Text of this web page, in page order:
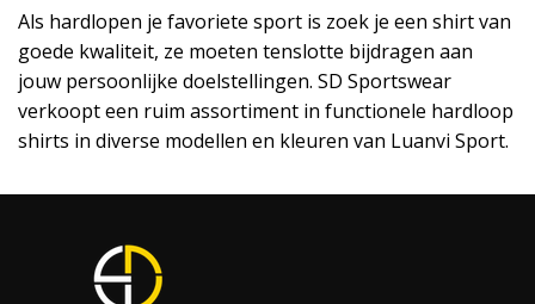
Als hardlopen je favoriete sport is zoek je een shirt van
goede kwaliteit, ze moeten tenslotte bijdragen aan
jouw persoonlijke doelstellingen. SD Sportswear
verkoopt een ruim assortiment in functionele hardloop
shirts in diverse modellen en kleuren van Luanvi Sport.